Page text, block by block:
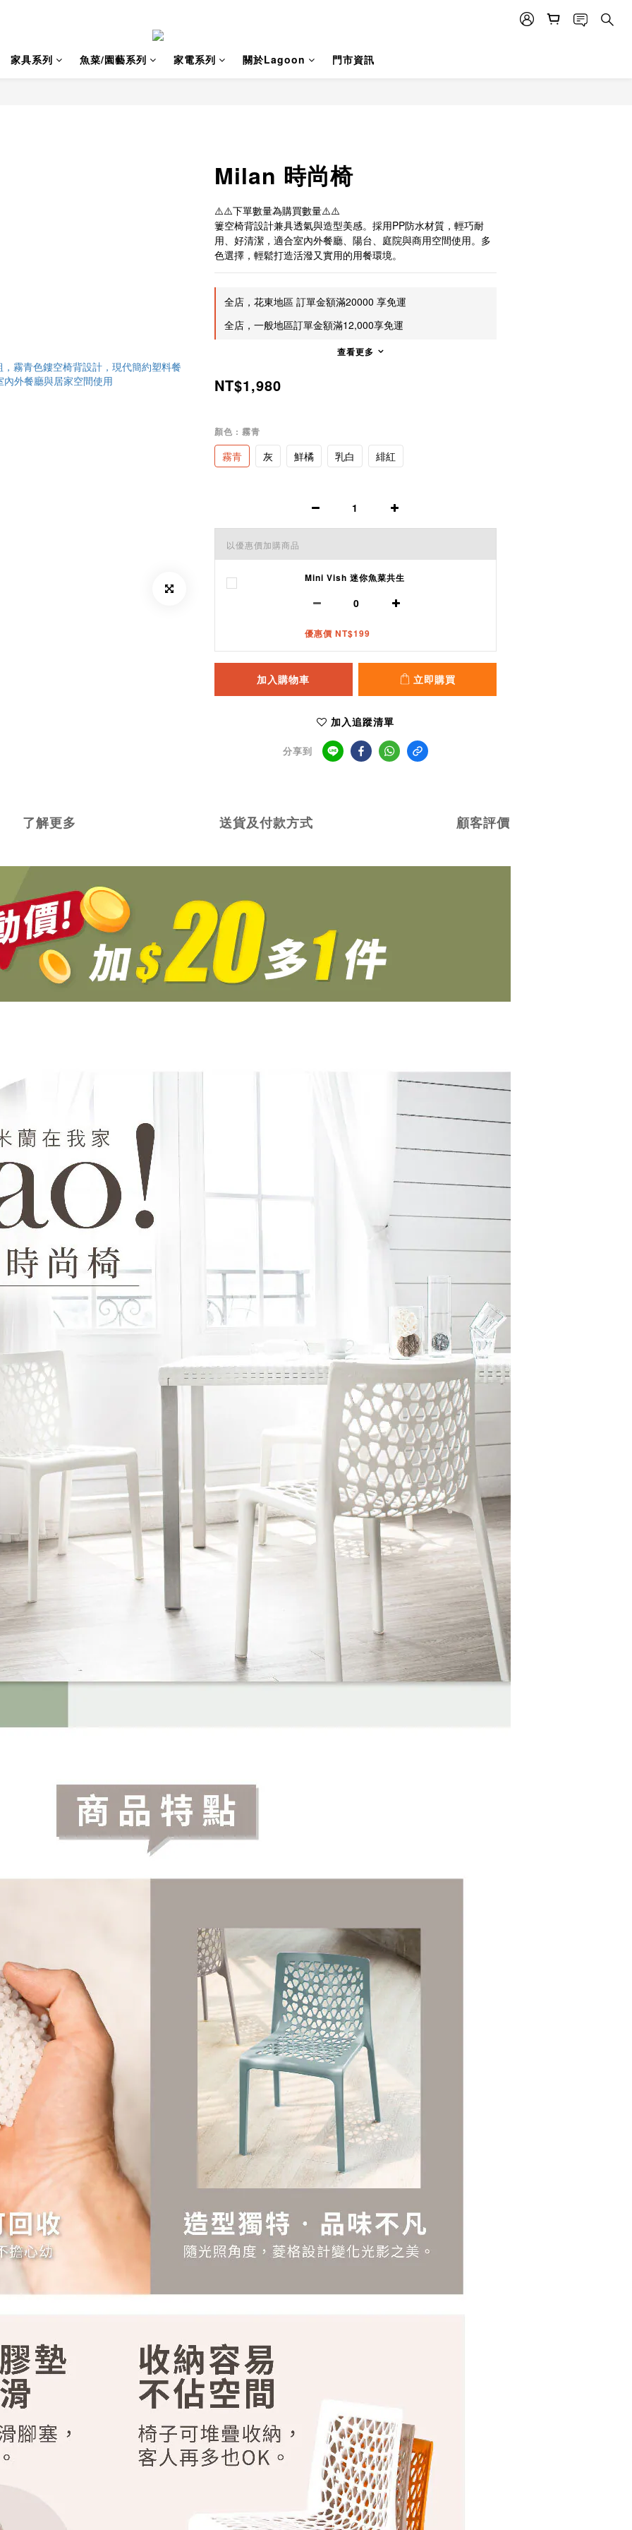
家具系列 魚菜/園藝系列 家電系列 關於Lagoon 門市資訊
Milan 時尚椅
⚠️⚠️下單數量為購買數量⚠️⚠️
簍空椅背設計兼具透氣與造型美感。採用PP防水材質，輕巧耐
用、好清潔，適合室內外餐廳、陽台、庭院與商用空間使用。多
色選擇，輕鬆打造活潑又實用的用餐環境。
全店，花東地區 訂單金額滿20000 享免運
全店，一般地區訂單金額滿12,000享免運
查看更多
NT$1,980
顏色 : 霧青
霧青 灰 鮮橘 乳白 緋紅
以優惠價加購商品
Mini Vish 迷你魚菜共生
優惠價 NT$199
加入購物車 立即購買
加入追蹤清單
分享到
了解更多 送貨及付款方式 顧客評價